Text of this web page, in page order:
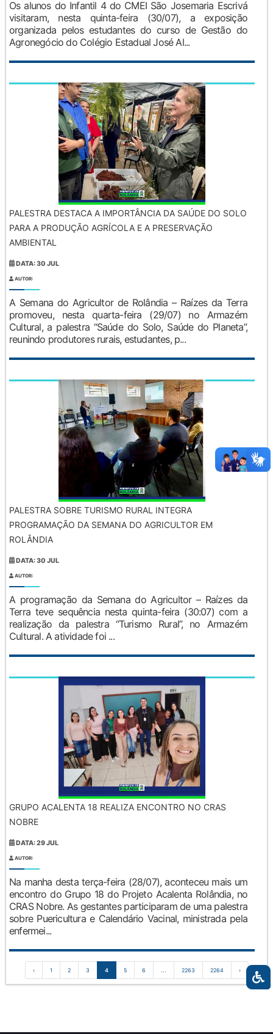
Os alunos do Infantil 4 do CMEI São Josemaria Escrivá
visitaram, nesta quinta-feira (30/07), a exposição
organizada pelos estudantes do curso de Gestão do
Agronegócio do Colégio Estadual José Al...
PALESTRA DESTACA A IMPORTÂNCIA DA SAÚDE DO SOLO
PARA A PRODUÇÃO AGRÍCOLA E A PRESERVAÇÃO
AMBIENTAL
DATA: 30 JUL
AUTOR:
A Semana do Agricultor de Rolândia – Raízes da Terra
promoveu, nesta quarta-feira (29/07) no Armazém
Cultural, a palestra “Saúde do Solo, Saúde do Planeta”,
reunindo produtores rurais, estudantes, p...
PALESTRA SOBRE TURISMO RURAL INTEGRA
PROGRAMAÇÃO DA SEMANA DO AGRICULTOR EM
ROLÂNDIA
DATA: 30 JUL
AUTOR:
A programação da Semana do Agricultor – Raízes da
Terra teve sequência nesta quinta-feira (30:07) com a
realização da palestra “Turismo Rural”, no Armazém
Cultural. A atividade foi ...
GRUPO ACALENTA 18 REALIZA ENCONTRO NO CRAS
NOBRE
DATA: 29 JUL
AUTOR:
Na manha desta terça-feira (28/07), aconteceu mais um
encontro do Grupo 18 do Projeto Acalenta Rolândia, no
CRAS Nobre. As gestantes participaram de uma palestra
sobre Puericultura e Calendário Vacinal, ministrada pela
enfermei...
‹ 1 2 3 4 5 6 ... 2263 2264 ›